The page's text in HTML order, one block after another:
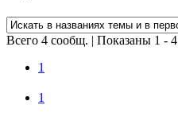
Всего 4 сообщ. | Показаны 1 - 4
1
1